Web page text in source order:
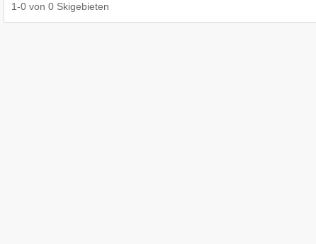
1-0 von 0 Skigebieten